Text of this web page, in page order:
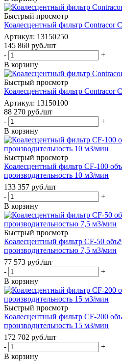
Быстрый просмотр
Коалесцентный фильтр Contracor
Артикул: 13150250
145 860 руб./шт
-
+
В корзину
Быстрый просмотр
Коалесцентный фильтр Contracor
Артикул: 13150100
88 270 руб./шт
-
+
В корзину
Быстрый просмотр
Коалесцентный фильтр CF-100
производительность 10 м3/мин
133 357 руб./шт
-
+
В корзину
Быстрый просмотр
Коалесцентный фильтр CF-50
производительностью 7,5 м3/мин
77 573 руб./шт
-
+
В корзину
Быстрый просмотр
Коалесцентный фильтр CF-200
производительность 15 м3/мин
172 702 руб./шт
-
+
В корзину